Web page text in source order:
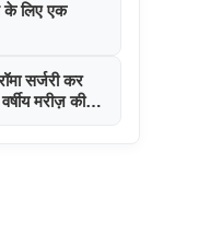
के लिए एक
सर्जरी कर
मरीज़ की